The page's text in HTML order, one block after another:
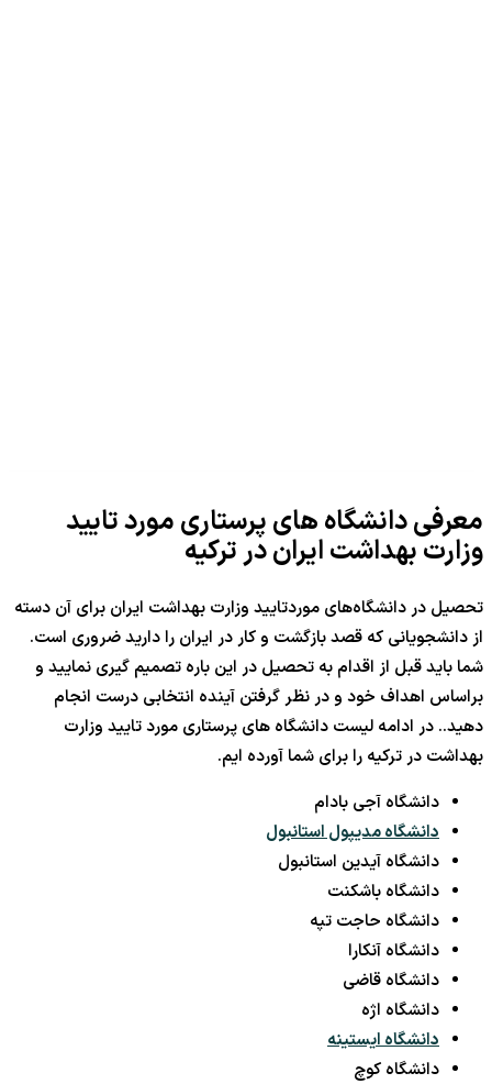
معرفی دانشگاه های پرستاری مورد تایید
وزارت بهداشت ایران در ترکیه
تحصیل در دانشگاه‌های موردتایید وزارت بهداشت ایران برای آن دسته
از دانشجویانی که قصد بازگشت و کار در ایران را دارید ضروری است.
شما باید قبل از اقدام به تحصیل در این باره تصمیم گیری نمایید و
براساس اهداف خود و در نظر گرفتن آینده انتخابی درست انجام
دهید.. در ادامه لیست دانشگاه های پرستاری مورد تایید وزارت
بهداشت در ترکیه را برای شما آورده ایم.
دانشگاه آجی بادام
دانشگاه مدیپول استانبول
دانشگاه آیدین استانبول
دانشگاه باشکنت
دانشگاه حاجت تپه
دانشگاه آنکارا
دانشگاه قاضی
دانشگاه اژه
دانشگاه ایستینه
دانشگاه کوچ